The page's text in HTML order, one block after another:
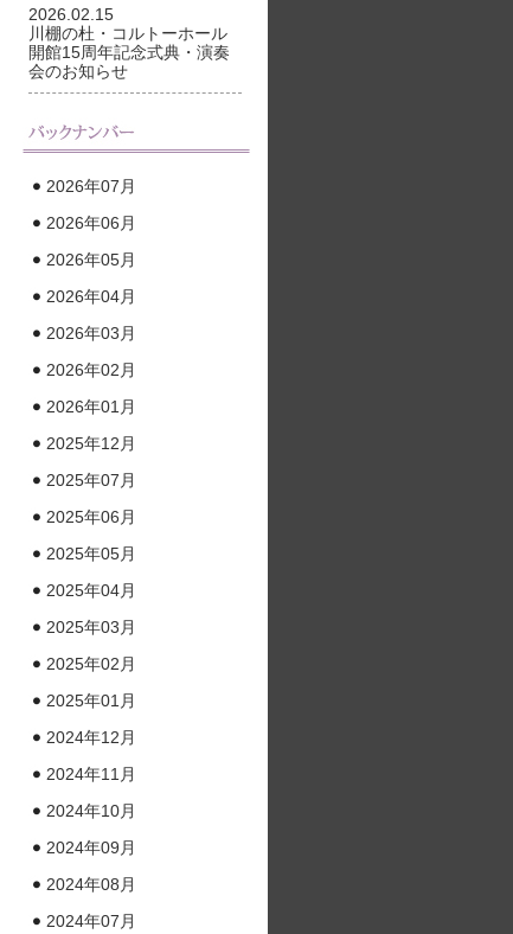
2026.02.15
川棚の杜・コルトーホール
開館15周年記念式典・演奏
会のお知らせ
2026年07月
2026年06月
2026年05月
2026年04月
2026年03月
2026年02月
2026年01月
2025年12月
2025年07月
2025年06月
2025年05月
2025年04月
2025年03月
2025年02月
2025年01月
2024年12月
2024年11月
2024年10月
2024年09月
2024年08月
2024年07月